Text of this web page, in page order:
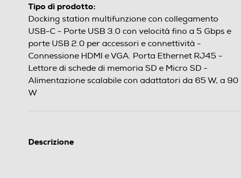
Tipo di prodotto:
Docking station multifunzione con collegamento
USB-C - Porte USB 3.0 con velocità fino a 5 Gbps e
porte USB 2.0 per accessori e connettività -
Connessione HDMI e VGA. Porta Ethernet RJ45 -
Lettore di schede di memoria SD e Micro SD -
Alimentazione scalabile con adattatori da 65 W, a 90
W
Descrizione